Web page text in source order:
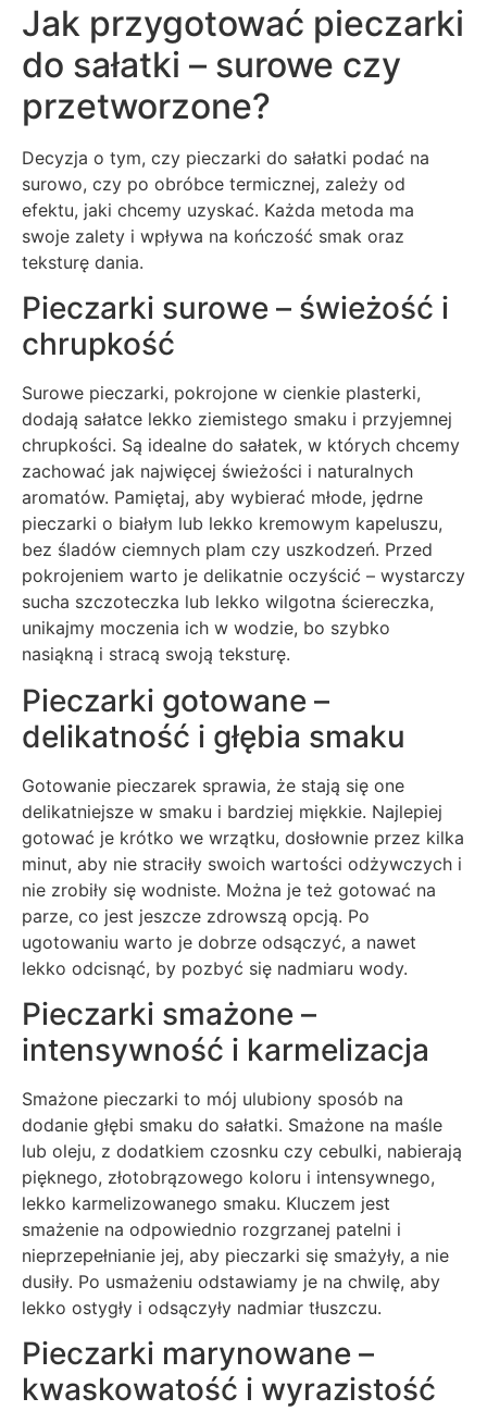
Jak przygotować pieczarki
do sałatki – surowe czy
przetworzone?
Decyzja o tym, czy pieczarki do sałatki podać na
surowo, czy po obróbce termicznej, zależy od
efektu, jaki chcemy uzyskać. Każda metoda ma
swoje zalety i wpływa na kończość smak oraz
teksturę dania.
Pieczarki surowe – świeżość i
chrupkość
Surowe pieczarki, pokrojone w cienkie plasterki,
dodają sałatce lekko ziemistego smaku i przyjemnej
chrupkości. Są idealne do sałatek, w których chcemy
zachować jak najwięcej świeżości i naturalnych
aromatów. Pamiętaj, aby wybierać młode, jędrne
pieczarki o białym lub lekko kremowym kapeluszu,
bez śladów ciemnych plam czy uszkodzeń. Przed
pokrojeniem warto je delikatnie oczyścić – wystarczy
sucha szczoteczka lub lekko wilgotna ściereczka,
unikajmy moczenia ich w wodzie, bo szybko
nasiąkną i stracą swoją teksturę.
Pieczarki gotowane –
delikatność i głębia smaku
Gotowanie pieczarek sprawia, że stają się one
delikatniejsze w smaku i bardziej miękkie. Najlepiej
gotować je krótko we wrzątku, dosłownie przez kilka
minut, aby nie straciły swoich wartości odżywczych i
nie zrobiły się wodniste. Można je też gotować na
parze, co jest jeszcze zdrowszą opcją. Po
ugotowaniu warto je dobrze odsączyć, a nawet
lekko odcisnąć, by pozbyć się nadmiaru wody.
Pieczarki smażone –
intensywność i karmelizacja
Smażone pieczarki to mój ulubiony sposób na
dodanie głębi smaku do sałatki. Smażone na maśle
lub oleju, z dodatkiem czosnku czy cebulki, nabierają
pięknego, złotobrązowego koloru i intensywnego,
lekko karmelizowanego smaku. Kluczem jest
smażenie na odpowiednio rozgrzanej patelni i
nieprzepełnianie jej, aby pieczarki się smażyły, a nie
dusiły. Po usmażeniu odstawiamy je na chwilę, aby
lekko ostygły i odsączyły nadmiar tłuszczu.
Pieczarki marynowane –
kwaskowatość i wyrazistość